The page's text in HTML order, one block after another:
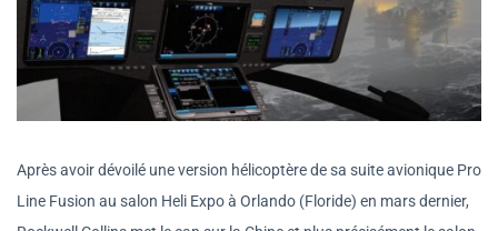
Après avoir dévoilé une version hélicoptère de sa suite avionique Pro
Line Fusion au salon Heli Expo à Orlando (Floride) en mars dernier,